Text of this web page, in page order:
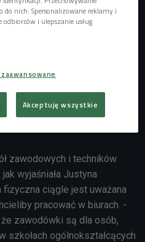
w pracy "męskie" lub "żeńskie" powoli
domena publiczna
zatrudnienia po szkołach
z Gumtree Polska i
(Młodzi w Centrum
zawodową także
zawodowych i techników
wyjaśniała Justyna
ciągle jest uważana
pracować w biurach. -
zawodówki są dla osób,
szkołach ogólnokształcących
nich. Spersonalizowane reklamy i
i ulepszanie usług.
Akceptuję wszystkie